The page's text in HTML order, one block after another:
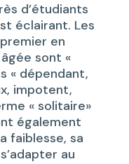
d’étudiants
éclairant. Les
en
sont «
« dépendant,
impotent,
« solitaire»
également
faiblesse, sa
au